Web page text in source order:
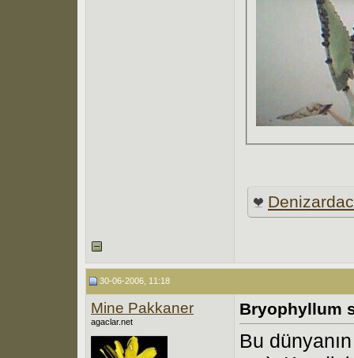
30-06-2006, 11:18
Mine Pakkaner
agaclar.net
Bryophyllum
Bu